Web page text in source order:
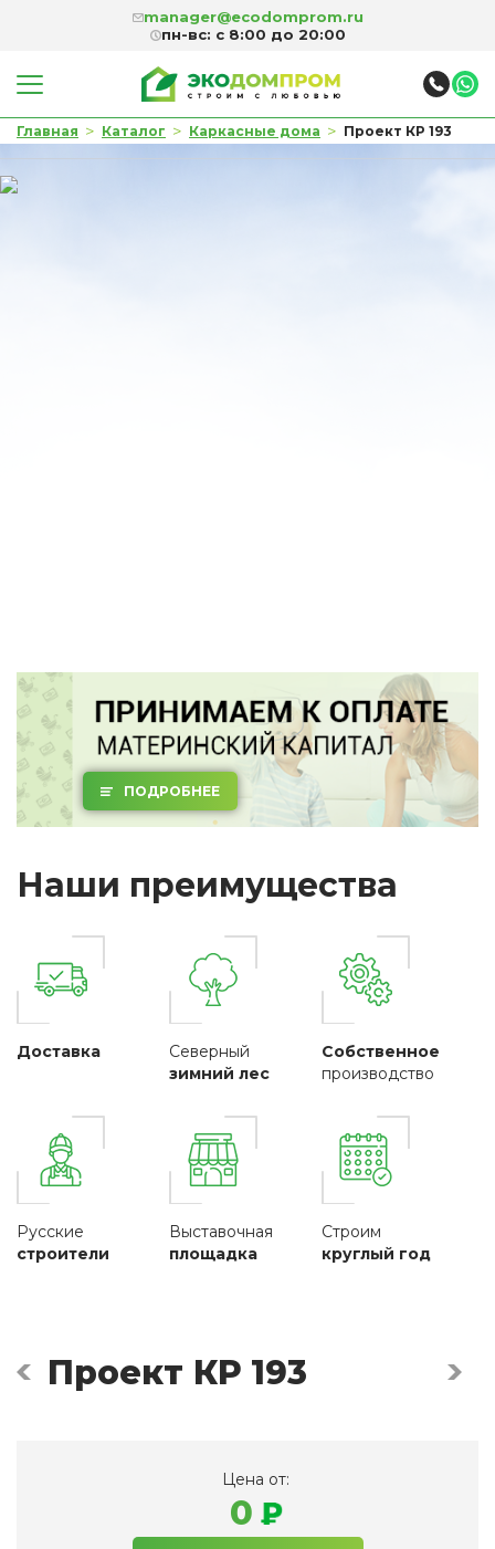
manager@ecodomprom.ru
пн-вс: с 8:00 до 20:00
Главная > Каталог > Каркасные дома > Проект КР 193
ПОДРОБНЕЕ
Наши преимущества
Доставка
Северный
зимний лес
Собственное
производство
Русские
строители
Выставочная
площадка
Строим
круглый год
Проект КР 193
Цена от:
0